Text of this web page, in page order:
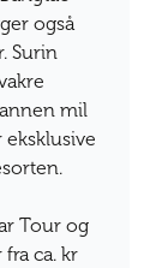
også
Surin
mil
Tour og
ca. kr